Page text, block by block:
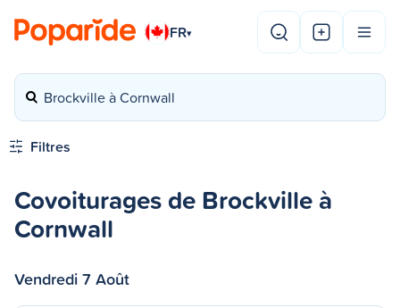
FR▾
Brockville à Cornwall
Filtres
Covoiturages de Brockville à
Cornwall
Vendredi 7 Août